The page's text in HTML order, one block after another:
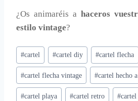
¿Os animaréis a haceros
estilo vintage?
Etiquetas
de
la
entrada:
#cartel #cartel diy #cartel flecha
#cartel flecha vintage #cartel hecho
#cartel playa #cartel retro #